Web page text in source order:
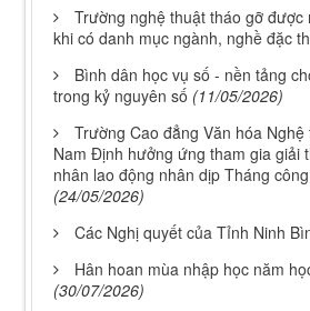
Trường nghệ thuật tháo gỡ được
khi có danh mục ngành, nghề đặc
Bình dân học vụ số - nền tảng
trong kỷ nguyên số (11/05/2026)
Trường Cao đẳng Văn hóa Nghệ
Nam Định hưởng ứng tham gia giải
nhân lao động nhân dịp Tháng
(24/05/2026)
Các Nghị quyết của Tỉnh Ninh
Hân hoan mùa nhập học năm
(30/07/2026)